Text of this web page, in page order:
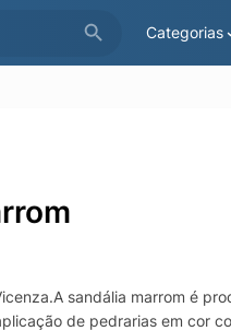
Categorias
sandália marrom é
de pedrarias em cor